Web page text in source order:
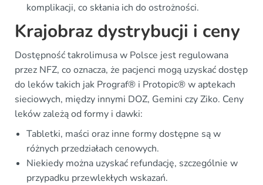
komplikacji, co skłania ich do ostrożności.
Krajobraz dystrybucji i ceny
Dostępność takrolimusa w Polsce jest regulowana
przez NFZ, co oznacza, że pacjenci mogą uzyskać dostęp
do leków takich jak Prograf® i Protopic® w aptekach
sieciowych, między innymi DOZ, Gemini czy Ziko. Ceny
leków zależą od formy i dawki:
Tabletki, maści oraz inne formy dostępne są w
różnych przedziałach cenowych.
Niekiedy można uzyskać refundację, szczególnie w
przypadku przewlekłych wskazań.